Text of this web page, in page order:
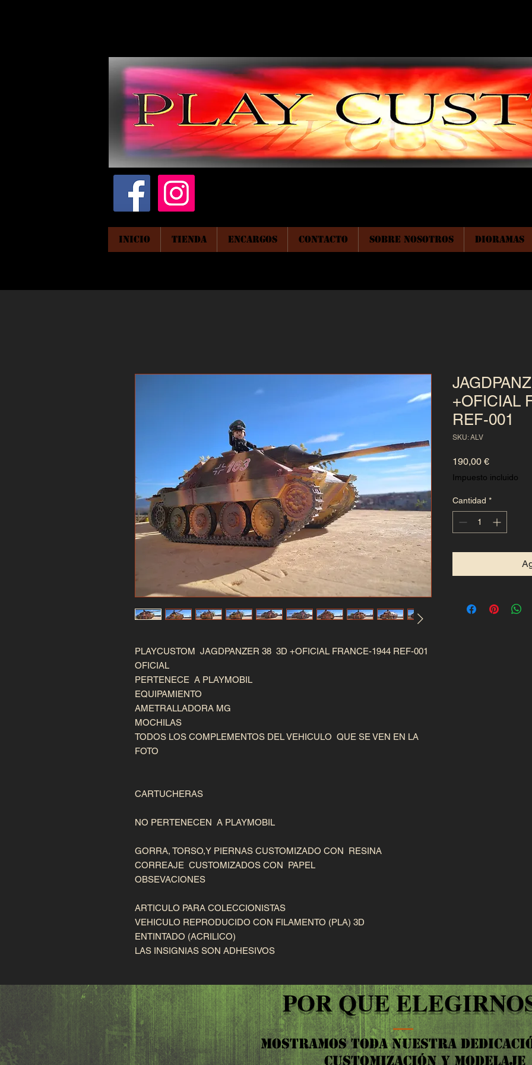
INICIO TIENDA ENCARGOS CONTACTO SOBRE NOSOTROS DIORAMAS
PLAYCUSTOM JAGDPANZER 38 3D +OFICIAL FRANCE-1944 REF-001
OFICIAL
PERTENECE A PLAYMOBIL
EQUIPAMIENTO
AMETRALLADORA MG
MOCHILAS
TODOS LOS COMPLEMENTOS DEL VEHICULO QUE SE VEN EN LA
FOTO
CARTUCHERAS
NO PERTENECEN A PLAYMOBIL
GORRA, TORSO,Y PIERNAS CUSTOMIZADO CON RESINA
CORREAJE CUSTOMIZADOS CON PAPEL
OBSEVACIONES
ARTICULO PARA COLECCIONISTAS
VEHICULO REPRODUCIDO CON FILAMENTO (PLA) 3D
ENTINTADO (ACRILICO)
LAS INSIGNIAS SON ADHESIVOS
+OFICIAL
REF-001
SKU: ALV
190,00 €Precio
Impuesto incluido
Cantidad *
POR QUE
MOSTRAMOS TODA NUESTRA
CUSTOMIZACIÓN Y MODELAJE